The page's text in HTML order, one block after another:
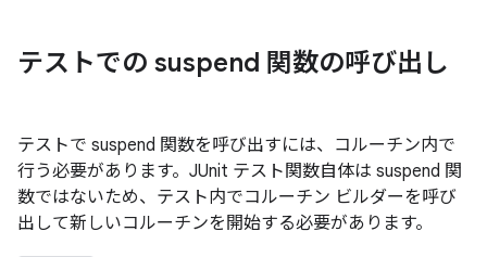
テストでの suspend 関数の呼び出し
テストで suspend 関数を呼び出すには、コルーチン内で
行う必要があります。JUnit テスト関数自体は suspend 関
数ではないため、テスト内でコルーチン ビルダーを呼び
出して新しいコルーチンを開始する必要があります。